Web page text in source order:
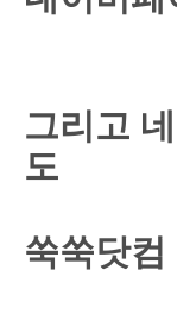
그리고
도
쑥쑥닷